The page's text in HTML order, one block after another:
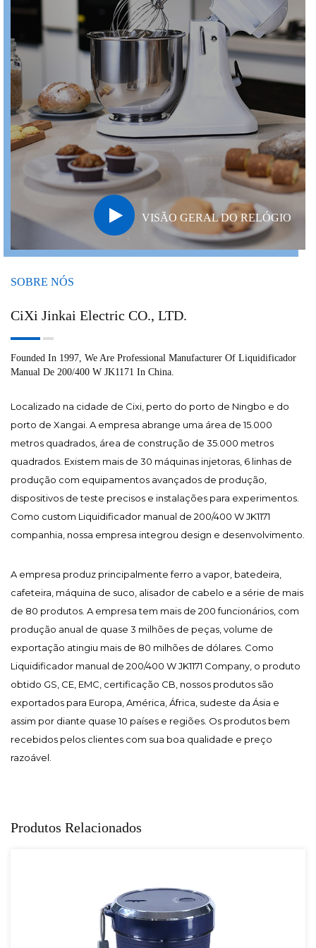
VISÃO GERAL DO RELÓGIO
SOBRE NÓS
CiXi Jinkai Electric CO., LTD.
Founded In 1997, We Are Professional Manufacturer Of Liquidificador
Manual De 200/400 W JK1171 In China.
Localizado na cidade de Cixi, perto do porto de Ningbo e do
porto de Xangai. A empresa abrange uma área de 15.000
metros quadrados, área de construção de 35.000 metros
quadrados. Existem mais de 30 máquinas injetoras, 6 linhas de
produção com equipamentos avançados de produção,
dispositivos de teste precisos e instalações para experimentos.
Como custom Liquidificador manual de 200/400 W JK1171
companhia , nossa empresa integrou design e desenvolvimento.
A empresa produz principalmente ferro a vapor, batedeira,
cafeteira, máquina de suco, alisador de cabelo e a série de mais
de 80 produtos. A empresa tem mais de 200 funcionários, com
produção anual de quase 3 milhões de peças, volume de
exportação atingiu mais de 80 milhões de dólares. Como
Liquidificador manual de 200/400 W JK1171 Company , o produto
obtido GS, CE, EMC, certificação CB, nossos produtos são
exportados para Europa, América, África, sudeste da Ásia e
assim por diante quase 10 países e regiões. Os produtos bem
recebidos pelos clientes com sua boa qualidade e preço
razoável.
Produtos Relacionados